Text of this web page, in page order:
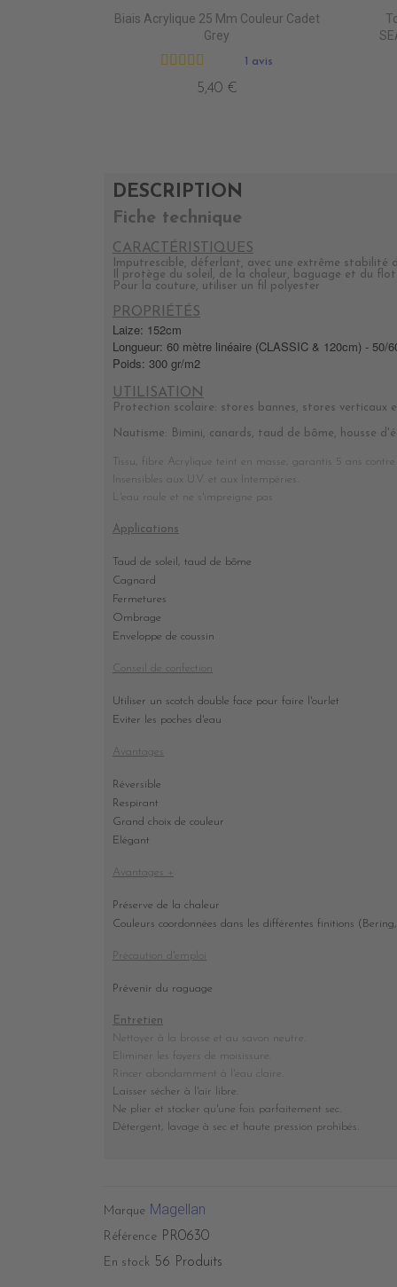
Biais Acrylique 25 Mm Couleur Cadet
Grey
1 avis
5,40 €
DESCRIPTION
Fiche technique
CARACTÉRISTIQUES
Imputrescible, déferlant, avec une extrême stabilité
Il protège du soleil, de la chaleur, baguage et du
Pour la couture, utiliser un fil polyester
PROPRIÉTÉS
Laize: 152cm
Longueur: 60 mètre linéaire (CLASSIC & 120cm) - 50/
Poids: 300 gr/m2
UTILISATION
Protection scolaire: stores bannes, stores verticaux
Nautisme: Bimini, canards, taud de bôme, housse
Tissu, fibre Acrylique teint en masse, garantis 5 ans contre
Insensibles aux U.V. et aux Intempéries.
L'eau roule et ne s'impreigne pas
Applications
Taud de soleil, taud de bôme
Cagnard
Fermetures
Ombrage
Enveloppe de coussin
Conseil de confection
Utiliser un scotch double face pour faire l'ourlet
Eviter les poches d'eau
Avantages
Réversible
Respirant
Grand choix de couleur
Elégant
Avantages +
Préserve de la chaleur
Couleurs coordonnées dans les différentes finitions
Précaution d'emploi
Prévenir du raguage
Entretien
Nettoyer à la brosse et au savon neutre.
Eliminer les foyers de moisissure.
Rincer abondamment à l'eau claire.
Laisser sécher à l'air libre.
Ne plier et stocker qu'une fois parfaitement sec
Détergent, lavage à sec et haute pression prohibés
Marque Magellan
Référence PR0630
En stock 56 Produits